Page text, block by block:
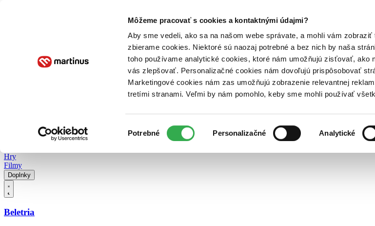
Môžeme pracovať s cookies a kontaktnými údajmi?
Aby sme vedeli, ako sa na našom webe správate, a mohli vám zobraziť
zbierame cookies. Niektoré sú naozaj potrebné a bez nich by naša
toho používame analytické cookies, ktoré nám umožňujú zisťovať, ako
vás zlepšovať. Personalizačné cookies nám dovoľujú prispôsobovať
Marketingové cookies nám zas umožňujú zobrazenie relevantnej
tretími stranami. Veľmi by nám pomohlo, keby sme mohli používať
súhlasu
Potrebné Personalizačné Analytické
Poukážky Kontakt
Hry
Filmy
Doplnky
Beletria